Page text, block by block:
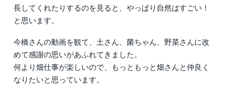
長してくれたりするのを見ると、やっぱり自然はすごい！
と思います。
今橋さんの動画を観て、土さん、菌ちゃん、野菜さんに改
めて感謝の思いがあふれてきました。
何より畑仕事が楽しいので、もっともっと畑さんと仲良く
なりたいと思っています。